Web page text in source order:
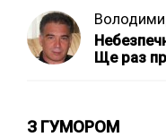
Ще раз
З ГУМОРОМ